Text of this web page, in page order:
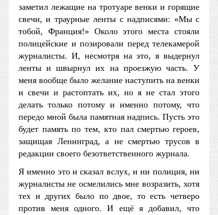
заметил лежащие на тротуаре венки и горящие
свечи, и траурные ленты с надписями: «Мы с
тобой, Франция!» Около этого места стояли
полицейские и позировали перед телекамерой
журналисты. И, несмотря на это, я выдернул
ленты и швырнул их на проезжую часть. У
меня вообще было желание наступить на венки
и свечи и растоптать их, но я не стал этого
делать только потому и именно потому, что
передо мной была памятная надпись. Пусть это
будет память по тем, кто пал смертью героев,
защищая Ленинград, а не смертью трусов в
редакции своего безответственного журнала.
Я именно это и сказал вслух, и ни полиция, ни
журналисты не осмелились мне возразить, хотя
тех и других было по двое, то есть четверо
против меня одного. И ещё я добавил, что